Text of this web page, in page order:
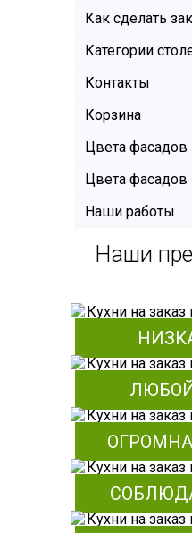
Как сделать
Категории
Контакты
Корзина
Цвета
Цвета
Наши работы
Наши